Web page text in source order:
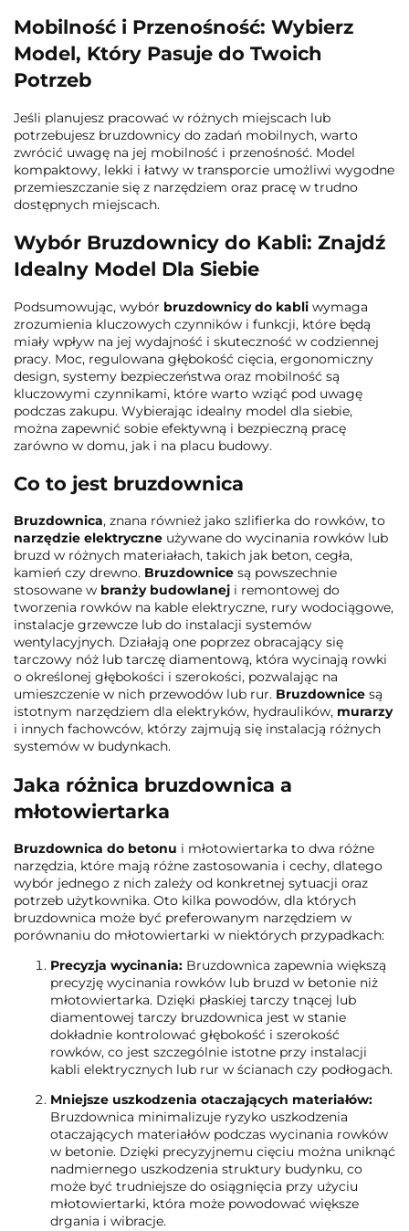
Mobilność i Przenośność: Wybierz
Model, Który Pasuje do Twoich
Potrzeb
Jeśli planujesz pracować w różnych miejscach lub
potrzebujesz bruzdownicy do zadań mobilnych, warto
zwrócić uwagę na jej mobilność i przenośność. Model
kompaktowy, lekki i łatwy w transporcie umożliwi wygodne
przemieszczanie się z narzędziem oraz pracę w trudno
dostępnych miejscach.
Wybór Bruzdownicy do Kabli: Znajdź
Idealny Model Dla Siebie
Podsumowując, wybór bruzdownicy do kabli wymaga
zrozumienia kluczowych czynników i funkcji, które będą
miały wpływ na jej wydajność i skuteczność w codziennej
pracy. Moc, regulowana głębokość cięcia, ergonomiczny
design, systemy bezpieczeństwa oraz mobilność są
kluczowymi czynnikami, które warto wziąć pod uwagę
podczas zakupu. Wybierając idealny model dla siebie,
można zapewnić sobie efektywną i bezpieczną pracę
zarówno w domu, jak i na placu budowy.
Co to jest bruzdownica
Bruzdownica, znana również jako szlifierka do rowków, to
narzędzie elektryczne używane do wycinania rowków lub
bruzd w różnych materiałach, takich jak beton, cegła,
kamień czy drewno. Bruzdownice są powszechnie
stosowane w branży budowlanej i remontowej do
tworzenia rowków na kable elektryczne, rury wodociągowe,
instalacje grzewcze lub do instalacji systemów
wentylacyjnych. Działają one poprzez obracający się
tarczowy nóż lub tarczę diamentową, która wycinają rowki
o określonej głębokości i szerokości, pozwalając na
umieszczenie w nich przewodów lub rur. Bruzdownice są
istotnym narzędziem dla elektryków, hydraulików, murarzy
i innych fachowców, którzy zajmują się instalacją różnych
systemów w budynkach.
Jaka różnica bruzdownica a
młotowiertarka
Bruzdownica do betonu i młotowiertarka to dwa różne
narzędzia, które mają różne zastosowania i cechy, dlatego
wybór jednego z nich zależy od konkretnej sytuacji oraz
potrzeb użytkownika. Oto kilka powodów, dla których
bruzdownica może być preferowanym narzędziem w
porównaniu do młotowiertarki w niektórych przypadkach:
Precyzja wycinania: Bruzdownica zapewnia większą
precyzję wycinania rowków lub bruzd w betonie niż
młotowiertarka. Dzięki płaskiej tarczy tnącej lub
diamentowej tarczy bruzdownica jest w stanie
dokładnie kontrolować głębokość i szerokość
rowków, co jest szczególnie istotne przy instalacji
kabli elektrycznych lub rur w ścianach czy podłogach.
Mniejsze uszkodzenia otaczających materiałów:
Bruzdownica minimalizuje ryzyko uszkodzenia
otaczających materiałów podczas wycinania rowków
w betonie. Dzięki precyzyjnemu cięciu można uniknąć
nadmiernego uszkodzenia struktury budynku, co
może być trudniejsze do osiągnięcia przy użyciu
młotowiertarki, która może powodować większe
drgania i wibracje.